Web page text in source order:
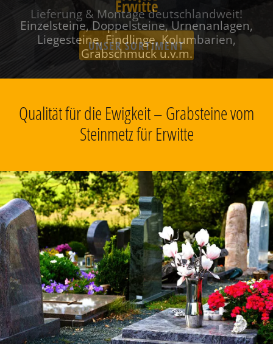
Erwitte
Einzelsteine, Doppelsteine, Urnenanlagen,
Liegesteine, Findlinge, Kolumbarien,
Grabschmuck u.v.m.
Qualität für die Ewigkeit – Grabsteine vom
Steinmetz für Erwitte